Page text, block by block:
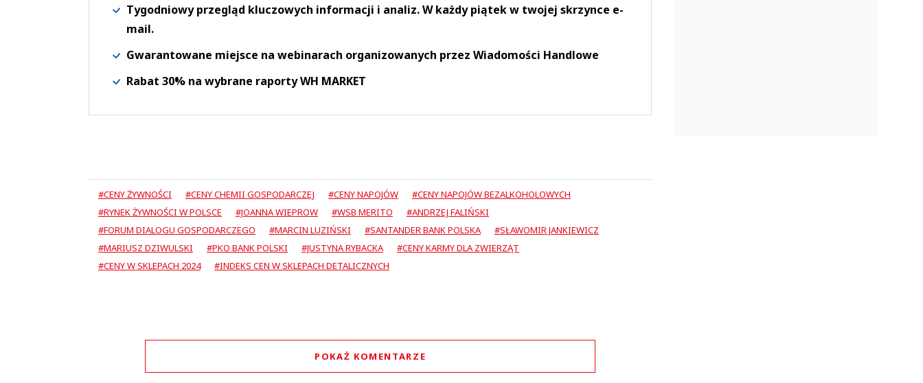
Tygodniowy przegląd kluczowych informacji i analiz. W każdy piątek w twojej skrzynce e-
mail.
Gwarantowane miejsce na webinarach organizowanych przez Wiadomości Handlowe
Rabat 30% na wybrane raporty WH MARKET
#CENY ŻYWNOŚCI #CENY CHEMII GOSPODARCZEJ #CENY NAPOJÓW
#CENY NAPOJÓW BEZALKOHOLOWYCH
#RYNEK ŻYWNOŚCI W POLSCE
#JOANNA WIEPROW #WSB MERITO
#ANDRZEJ FALIŃSKI
#FORUM DIALOGU GOSPODARCZEGO
#MARCIN LUZIŃSKI #SANTANDER BANK POLSKA
#SŁAWOMIR JANKIEWICZ
#MARIUSZ DZIWULSKI
#PKO BANK POLSKI #JUSTYNA RYBACKA
#CENY KARMY DLA ZWIERZĄT
#CENY W SKLEPACH 2024
#INDEKS CEN W SKLEPACH DETALICZNYCH
POKAŻ KOMENTARZE